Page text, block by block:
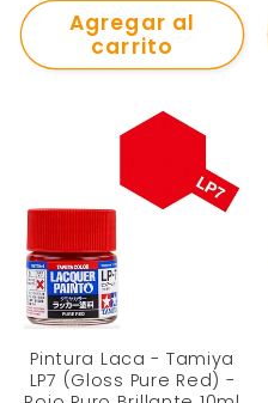
Agregar al
carrito
Pintura Laca - Tamiya
LP7 (Gloss Pure Red) -